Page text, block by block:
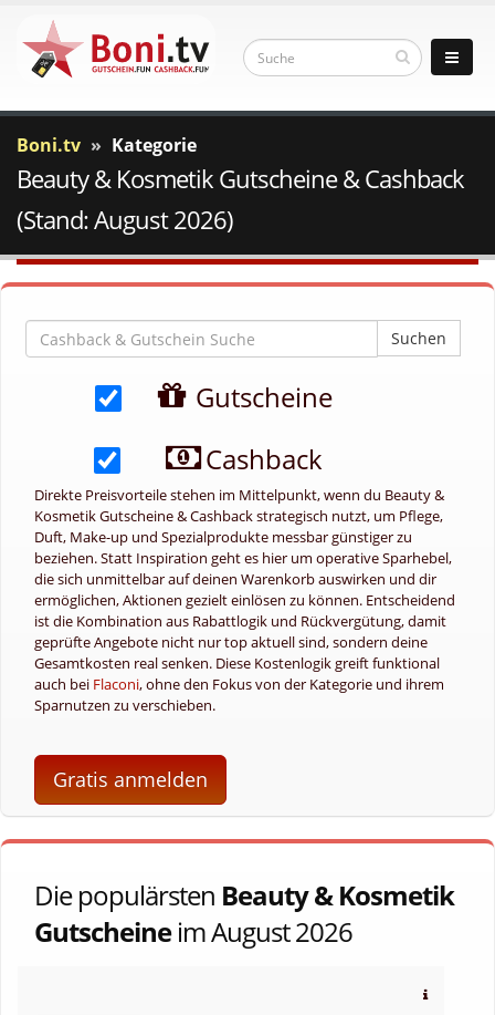
Boni.tv Kategorie
Beauty & Kosmetik Gutscheine & Cashback
(Stand: August 2026)
Suchen
Gutscheine
Cashback
Direkte Preisvorteile stehen im Mittelpunkt, wenn du Beauty &
Kosmetik Gutscheine & Cashback strategisch nutzt, um Pflege,
Duft, Make-up und Spezialprodukte messbar günstiger zu
beziehen. Statt Inspiration geht es hier um operative Sparhebel,
die sich unmittelbar auf deinen Warenkorb auswirken und dir
ermöglichen, Aktionen gezielt einlösen zu können. Entscheidend
ist die Kombination aus Rabattlogik und Rückvergütung, damit
geprüfte Angebote nicht nur top aktuell sind, sondern deine
Gesamtkosten real senken. Diese Kostenlogik greift funktional
auch bei Flaconi, ohne den Fokus von der Kategorie und ihrem
Sparnutzen zu verschieben.
Gratis anmelden
Die populärsten Beauty & Kosmetik
Gutscheineim August 2026